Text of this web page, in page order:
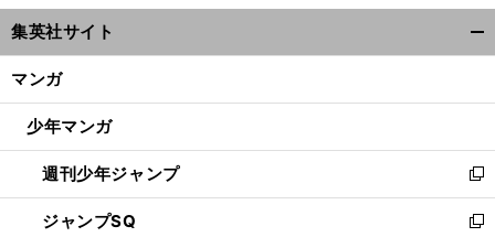
ウ
ィ
ン
ウ
開
く
集英社サイト
マンガ
少年マンガ
週刊少年ジャンプ
新
し
い
ジャンプSQ
新